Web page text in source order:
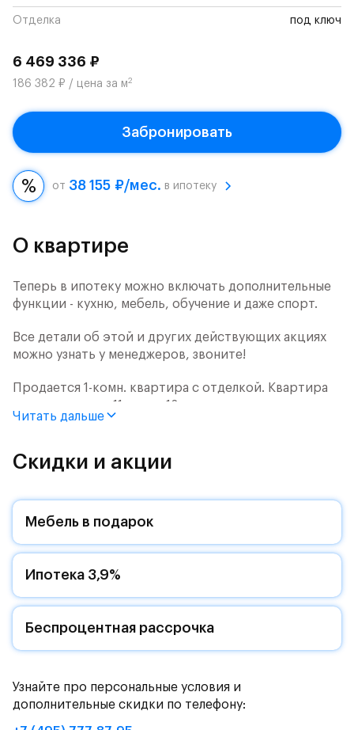
Отделка под ключ
6 469 336 ₽
186 382 ₽ / цена за м2
Забронировать
от 38 155 ₽/мес. в ипотеку
О квартире
Теперь в ипотеку можно включать дополнительные
функции - кухню, мебель, обучение и даже спорт.
Все детали об этой и других действующих акциях
можно узнать у менеджеров, звоните!
Продается 1-комн. квартира с отделкой. Квартира
расположена на 11 этаже 12 этажного монолитного
дома (Корпус 2.2, Секция 5) в ЖК «Пятницкие Луга»
Цена указана с учетом готовой отделки и кухни.
Жилой комплекс в городском округе
Солнечногорск, рядом с Захаринской поймой и
Митинским лесопарком.
Путь до МКАД на автомобиле займет - 15 минут по
Пятницкому шоссе: специально для жителей будет
обустроен собственный выезд на новую магистраль.
Дорога до метро «Пятницкое шоссе» займет 12
минут на автомобиле или полчаса на автобусе -
общественного транспорта.
Комфортные монолитные дома высотой 11-12 этажей
Читать дальше
Скидки и акции
Мебель в подарок
Ипотека 3,9%
Беспроцентная рассрочка
Узнайте про персональные условия и
дополнительные скидки по телефону: